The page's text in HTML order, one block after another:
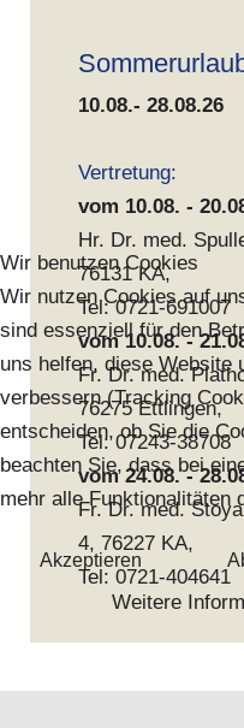
10.08.- 28.08.26
Vertretung:
vom 10.08. -
Hr. Dr. med.
76131 KA,
Tel: 0721-691007
vom 10.08. -
Fr. Dr. med.
76275 Ettlingen,
Tel: 07243-38708
vom 24.08. -
Fr. Dr. med.
4, 76227 KA,
Tel: 0721-404641
Wir benutzen Cookies
Wir nutzen Cookies auf
sind essenziell für den
uns helfen, diese Website
verbessern (Tracking
entscheiden, ob Sie die
beachten Sie, dass bei
mehr alle Funktionalitäten
Akzeptieren
Weitere